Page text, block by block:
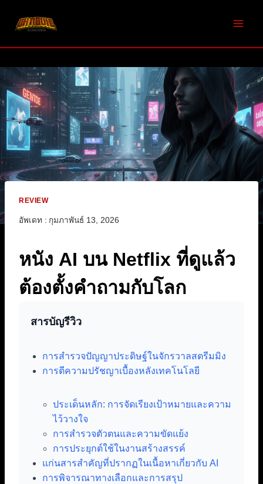
REVIEW
อัพเดท : กุมภาพันธ์ 13, 2026
หนัง AI บน Netflix ที่ดูแล้ว
ต้องตั้งคำถามกับโลก
สารบัญรีวิว
การสำรวจปัญญาประดิษฐ์ในจักรวาลสตรีมมิง
การตีความปรัชญาเบื้องหลังเทคโนโลยี
ประเด็นหลัก: การจัดเรียงเป้าหมายและความ
ไว้วางใจ
การสำรวจตัวตนและความขัดแย้ง
การประยุกต์ใช้ในงานสร้างสรรค์
แก่นสารสำคัญที่ปรากฏในเนื้อหาเกี่ยวกับ AI
การพิจารณาทางเลือกและการสรุป